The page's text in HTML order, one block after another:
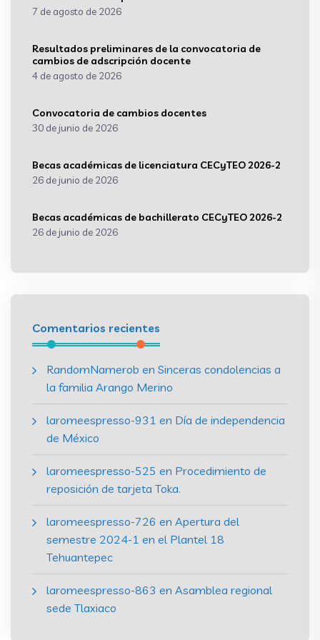
7 de agosto de 2026
Resultados preliminares de la convocatoria de
cambios de adscripción docente
4 de agosto de 2026
Convocatoria de cambios docentes
30 de junio de 2026
Becas académicas de licenciatura CECyTEO 2026-2
26 de junio de 2026
Becas académicas de bachillerato CECyTEO 2026-2
26 de junio de 2026
Comentarios recientes
RandomNamerob en Sinceras condolencias a
la familia Arango Merino
laromeespresso-931 en Día de independencia
de México
laromeespresso-525 en Procedimiento de
reposición de tarjeta Toka.
laromeespresso-726 en Apertura del
semestre 2024-1 en el Plantel 18
Tehuantepec
laromeespresso-863 en Asamblea regional
sede Tlaxiaco